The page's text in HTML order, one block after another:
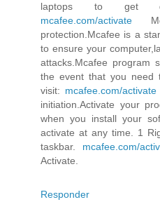
laptops to get
mcafee.com/activate
protection.Mcafee is a
to ensure your
attacks.Mcafee program
the event that you need
visit: mcafee.com/activate
initiation.Activate your
when you install your
activate at any time. 1
taskbar. mcafee.com/
Activate.
Responder